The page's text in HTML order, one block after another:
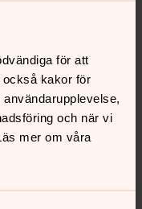
för att
också kakor för
och när vi
mer om våra
välj någon av